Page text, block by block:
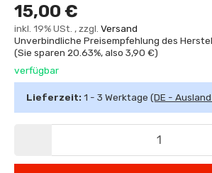
15,00 €
inkl. 19% USt. , zzgl. Versand
Unverbindliche Preisempfehlung des
(Sie sparen 20.63%, also 3,90 €)
verfügbar
Lieferzeit: 1 - 3 Werktage (DE -